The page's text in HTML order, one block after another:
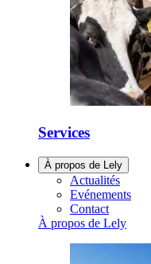
Services
À propos de Lely
Actualités
Evénements
Contact
À propos de Lely